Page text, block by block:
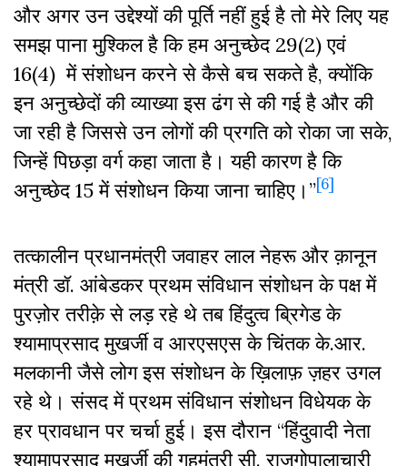
और अगर उन उद्देश्यों की पूर्ति नहीं हुई है तो मेरे लिए यह
समझ पाना मुश्किल है कि हम अनुच्छेद 29(2) एवं
16(4) में संशोधन करने से कैसे बच सकते है, क्योंकि
इन अनुच्छेदों की व्याख्या इस ढंग से की गई है और की
जा रही है जिससे उन लोगों की प्रगति को रोका जा सके,
जिन्हें पिछड़ा वर्ग कहा जाता है। यही कारण है कि
अनुच्छेद 15 में संशोधन किया जाना चाहिए।”[6]
तत्कालीन प्रधानमंत्री जवाहर लाल नेहरू और क़ानून
मंत्री डॉ. आंबेडकर प्रथम संविधान संशोधन के पक्ष में
पुरज़ोर तरीक़े से लड़ रहे थे तब हिंदुत्व ब्रिगेड के
श्यामाप्रसाद मुखर्जी व आरएसएस के चिंतक के.आर.
मलकानी जैसे लोग इस संशोधन के ख़िलाफ़ ज़हर उगल
रहे थे। संसद में प्रथम संविधान संशोधन विधेयक के
हर प्रावधान पर चर्चा हुई। इस दौरान “हिंदुवादी नेता
श्यामाप्रसाद मुखर्जी की गृहमंत्री सी. राजगोपालाचारी